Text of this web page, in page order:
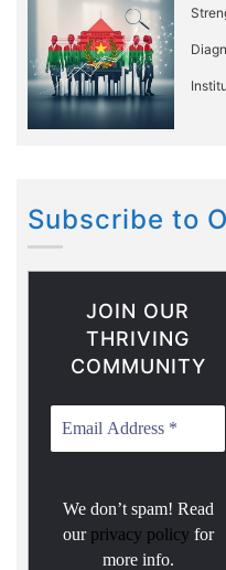
Subscribe to
JOIN OUR
THRIVING
COMMUNITY
We don’t spam! Read
our privacy policy for
more info.